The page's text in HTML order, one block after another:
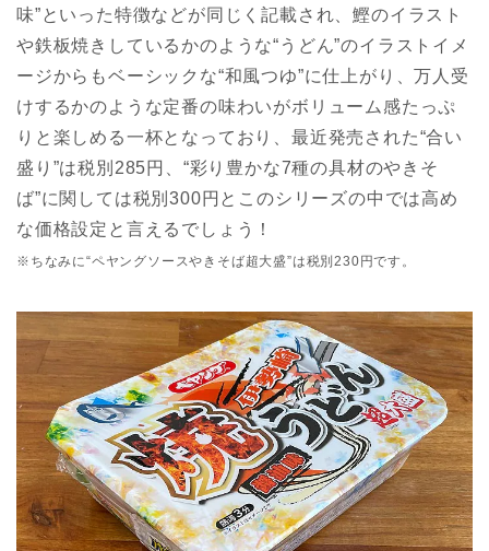
味”といった特徴などが同じく記載され、鰹のイラスト
や鉄板焼きしているかのような“うどん”のイラストイメ
ージからもベーシックな“和風つゆ”に仕上がり、万人受
けするかのような定番の味わいがボリューム感たっぷ
りと楽しめる一杯となっており、最近発売された“合い
盛り”は税別285円、“彩り豊かな7種の具材のやきそ
ば”に関しては税別300円とこのシリーズの中では高め
な価格設定と言えるでしょう！
※ちなみに“ペヤングソースやきそば超大盛”は税別230円です。